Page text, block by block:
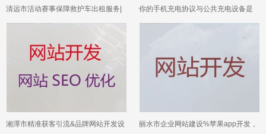
清远市活动赛事保障救护车出租服务|
医疗转运车出租，长途转运回家
你的手机充电协议与公共充电设备是
否兼容？
湘潭市精准获客引流&品牌网站开发设
丽水市企业网站建设%苹果app开发，